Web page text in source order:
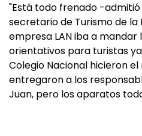
"Está todo frenado -admitió
secretario de Turismo de
empresa LAN iba a mandar
orientativos para turistas
Colegio Nacional hicieron
entregaron a los
Juan, pero los aparatos